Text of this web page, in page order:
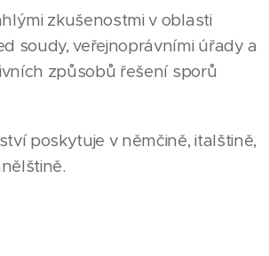
zkušenostmi v oblasti
soudy, veřejnoprávními úřady a
způsobů řešení sporů
poskytuje v němčině, italštině,